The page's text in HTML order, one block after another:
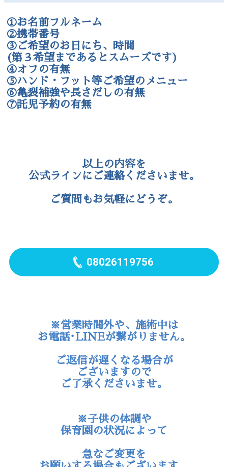
【ご予約方法】
①お名前フルネーム
②携帯番号
③ご希望のお日にち、時間
(第３希望まであるとスムーズです)
④オフの有無
⑤ハンド・フット等ご希望のメニュー
以上の内容を
公式ラインにご連絡くださいませ。
※営業時間外や、施術中は
お電話･LINEが繋がりません。
ご返信が遅くなる場合が
ご了承くださいませ。
※子供の体調や
保育園の状況によって